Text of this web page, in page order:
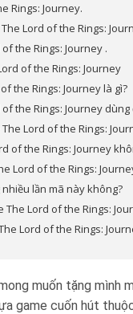
Rings: Journey.
Lord of the Rings:
the Rings: Journey .
of the Rings: Journey
the Rings: Journey là gì?
the Rings: Journey
Lord of the Rings:
of the Rings: Journey
Lord of the Rings:
lần mã này không?
The Lord of the Rings:
Lord of the Rings:
muốn tặng
game cuốn hút